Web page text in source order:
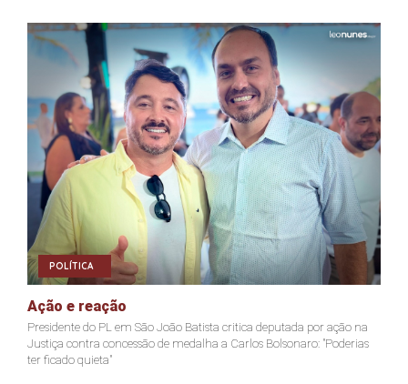
POLÍTICA
Ação e reação
Presidente do PL em São João Batista critica deputada por ação na
Justiça contra concessão de medalha a Carlos Bolsonaro: "Poderias
ter ficado quieta"